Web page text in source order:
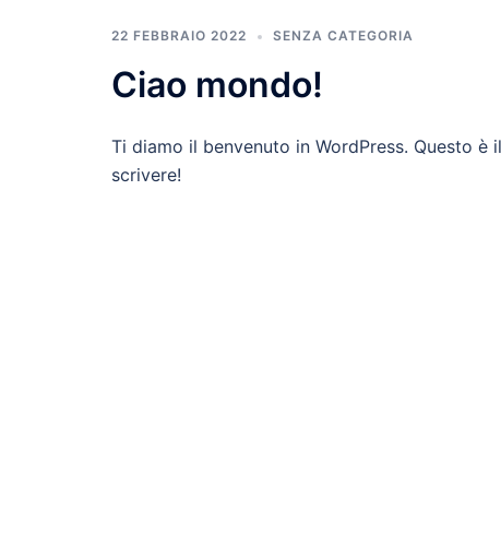
22 FEBBRAIO 2022 SENZA CATEGORIA
Ciao mondo!
Ti diamo il benvenuto in WordPress. Questo
scrivere!